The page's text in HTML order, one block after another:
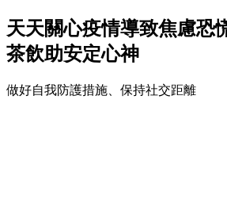
天天關心疫情導致焦慮恐
茶飲助安定心神
做好自我防護措施、保持社交距離